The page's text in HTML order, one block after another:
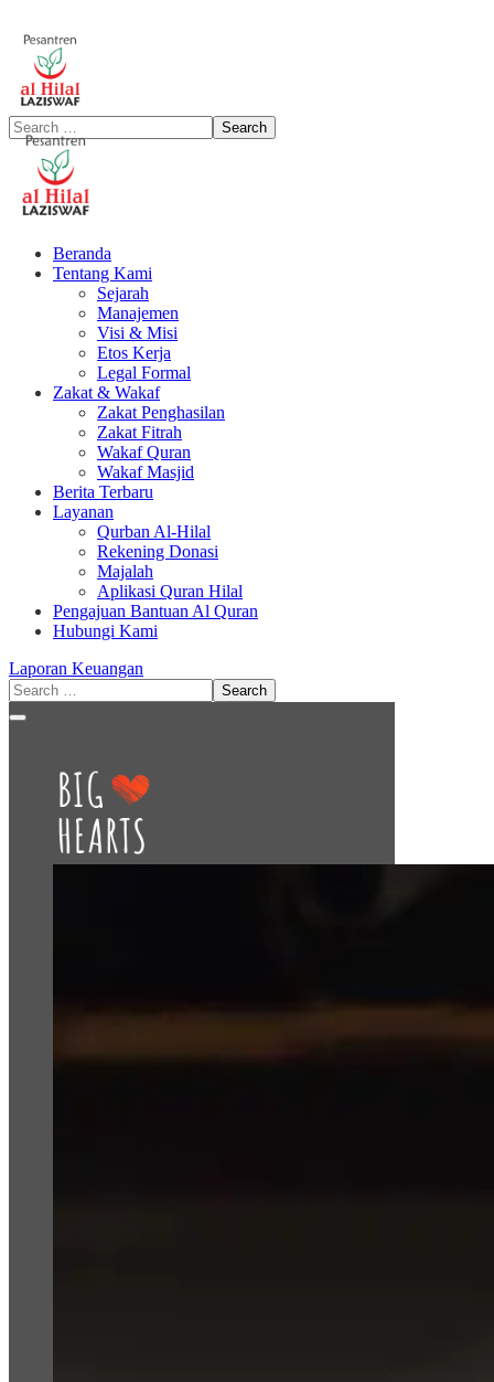
Beranda
Tentang Kami
Sejarah
Manajemen
Visi & Misi
Etos Kerja
Legal Formal
Zakat & Wakaf
Zakat Penghasilan
Zakat Fitrah
Wakaf Quran
Wakaf Masjid
Berita Terbaru
Layanan
Qurban Al-Hilal
Rekening Donasi
Majalah
Aplikasi Quran Hilal
Pengajuan Bantuan Al Quran
Hubungi Kami
Laporan Keuangan